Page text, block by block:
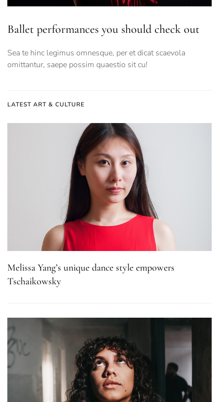
Ballet performances you should check out
Sea te hinc legimus omnesque, per et dicat scaevola
omittantur, saepe possim quaestio sit cu!
LATEST ART & CULTURE
Melissa Yang’s unique dance style empowers
Tschaikowsky